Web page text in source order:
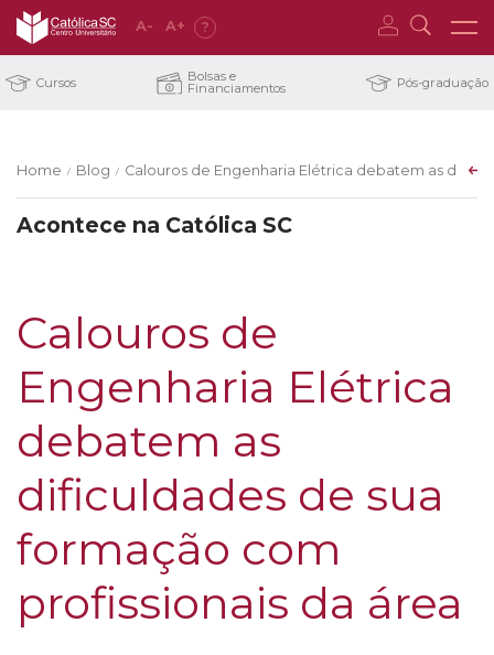
A- A+ ?
Cursos Bolsas e
Financiamentos Pós-graduação
Home / Blog / Calouros de Engenharia Elétrica debatem as
Acontece na Católica SC
Calouros de
Engenharia Elétrica
debatem as
dificuldades de sua
formação com
profissionais da área